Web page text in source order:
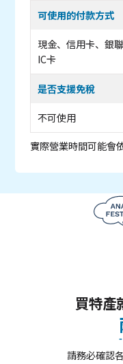
可使用的付款方式
現金、信用卡、銀
IC卡
是否支援免稅
不可使用
實際營業時間可能會
買特產
請務必確認